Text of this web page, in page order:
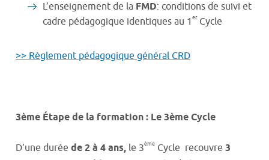
L’enseignement de la FMD: conditions de suivi et
cadre pédagogique identiques au 1 er Cycle
>> Règlement pédagogique général CRD
3ème Étape de la formation : Le 3ème Cycle
D’une durée de 2 à 4 ans, le 3ème Cycle recouvre 3